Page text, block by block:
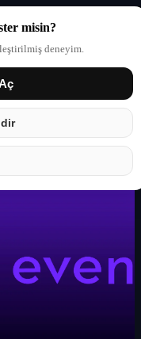
misin?
deneyim.